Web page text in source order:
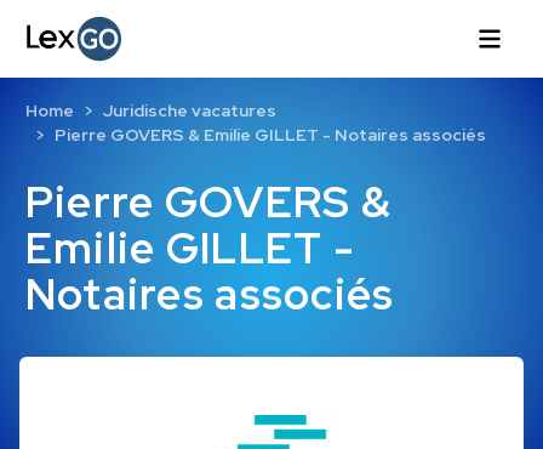
Pierre GOVERS &
Emilie GILLET -
Notaires associés
Home
Juridische vacatures
Pierre GOVERS & Emilie GILLET - Notaires associés